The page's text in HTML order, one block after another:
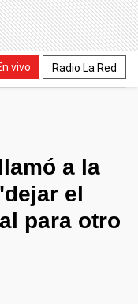
vivo Radio La Red
a la
el
para otro